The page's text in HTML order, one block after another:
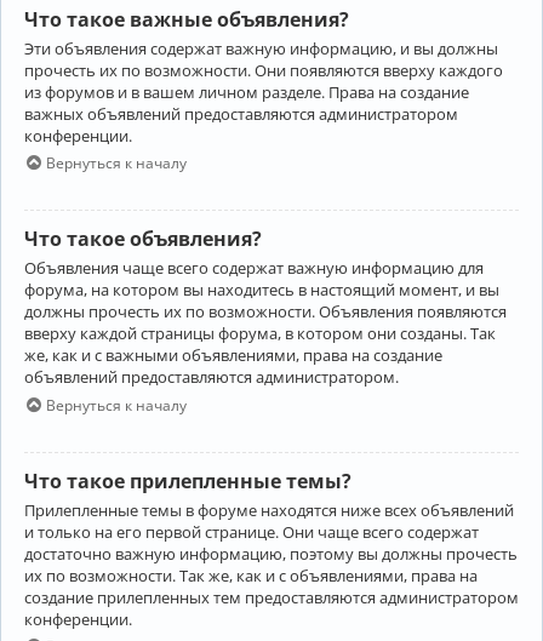
Что такое важные объявления?
Эти объявления содержат важную информацию, и вы должны
прочесть их по возможности. Они появляются вверху каждого
из форумов и в вашем личном разделе. Права на создание
важных объявлений предоставляются администратором
конференции.
Вернуться к началу
Что такое объявления?
Объявления чаще всего содержат важную информацию для
форума, на котором вы находитесь в настоящий момент, и вы
должны прочесть их по возможности. Объявления появляются
вверху каждой страницы форума, в котором они созданы. Так
же, как и с важными объявлениями, права на создание
объявлений предоставляются администратором.
Вернуться к началу
Что такое прилепленные темы?
Прилепленные темы в форуме находятся ниже всех объявлений
и только на его первой странице. Они чаще всего содержат
достаточно важную информацию, поэтому вы должны прочесть
их по возможности. Так же, как и с объявлениями, права на
создание прилепленных тем предоставляются администратором
конференции.